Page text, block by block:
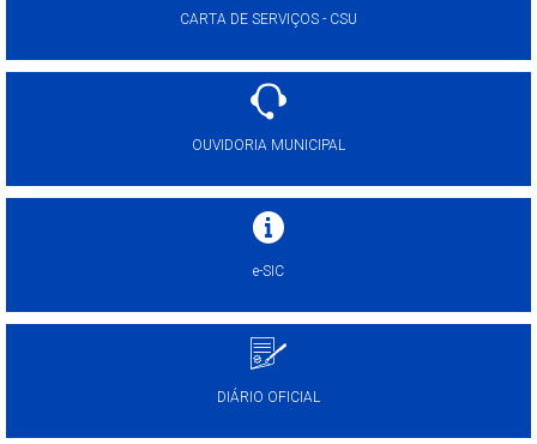
CARTA DE SERVIÇOS - CSU
OUVIDORIA MUNICIPAL
e-SIC
DIÁRIO OFICIAL